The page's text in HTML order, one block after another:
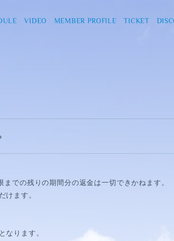
VIDEO MEMBER PROFILE TICKET
までの残りの期間分の返金は一切できかねます。
けます。
なります。